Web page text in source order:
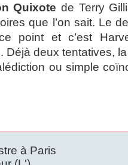
Quixote de Terry
que l’on sait. Le
point et c’est
Déjà deux tentatives,
ou simple
à Paris